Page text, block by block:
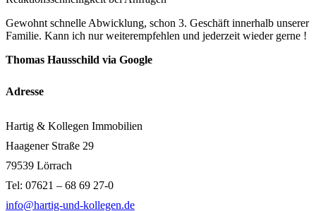
Gewohnt schnelle Abwicklung, schon 3. Geschäft innerhalb unserer
Familie. Kann ich nur weiterempfehlen und jederzeit wieder gerne !
Thomas Hausschild via Google
Adresse
Hartig & Kollegen Immobilien
Haagener Straße 29
79539 Lörrach
Tel: 07621 – 68 69 27-0
info@hartig-und-kollegen.de